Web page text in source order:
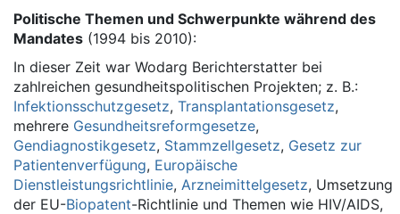
Politische Themen und Schwerpunkte während des
Mandates (1994 bis 2010):
In dieser Zeit war Wodarg Berichterstatter bei
zahlreichen gesundheitspolitischen Projekten; z. B.:
Infektionsschutzgesetz, Transplantationsgesetz,
mehrere Gesundheitsreformgesetze,
Gendiagnostikgesetz, Stammzellgesetz, Gesetz zur
Patientenverfügung, Europäische
Dienstleistungsrichtlinie, Arzneimittelgesetz, Umsetzung
der EU-Biopatent-Richtlinie und Themen wie HIV/AIDS,